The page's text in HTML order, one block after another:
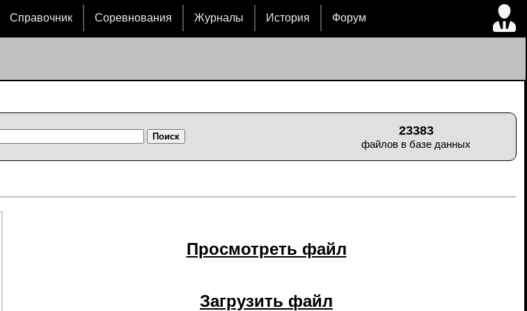
Справочник Соревнования Журналы История Форум
23383
файлов в базе данных
Просмотреть файл
Загрузить файл